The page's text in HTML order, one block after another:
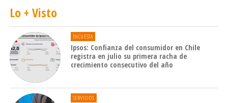
Lo + Visto
ENCUESTA
Ipsos: Confianza del consumidor en Chile
registra en julio su primera racha de
crecimiento consecutivo del año
SERVICIOS